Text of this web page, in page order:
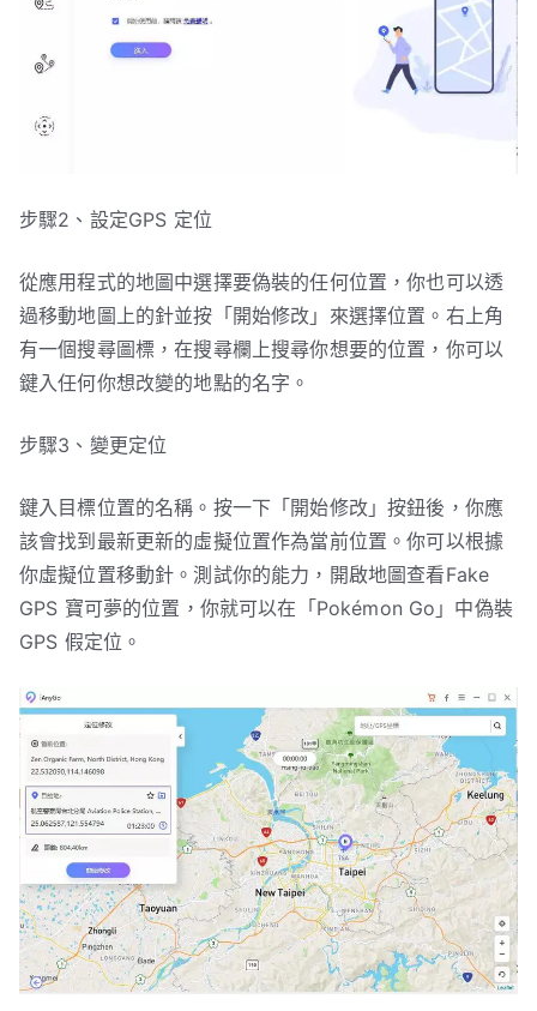
步驟2、設定GPS 定位
從應用程式的地圖中選擇要偽裝的任何位置，你也可以透
過移動地圖上的針並按「開始修改」來選擇位置。右上角
有一個搜尋圖標，在搜尋欄上搜尋你想要的位置，你可以
鍵入任何你想改變的地點的名字。
步驟3、變更定位
鍵入目標位置的名稱。按一下「開始修改」按鈕後，你應
該會找到最新更新的虛擬位置作為當前位置。你可以根據
你虛擬位置移動針。測試你的能力，開啟地圖查看Fake
GPS 寶可夢的位置，你就可以在「Pokémon Go」中偽裝
GPS 假定位。